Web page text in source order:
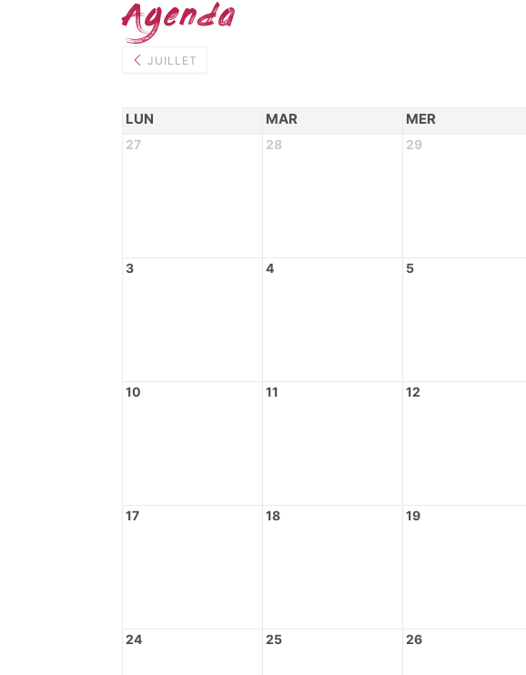
Agenda
JUILLET
LUN MAR MER
27 28 29
3 4 5
10 11 12
17 18 19
24 25 26